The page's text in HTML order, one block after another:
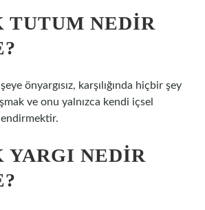
TUTUM NEDIR
önyargısız, karşılığında hiçbir şey
ve onu yalnızca kendi içsel
YARGI NEDIR